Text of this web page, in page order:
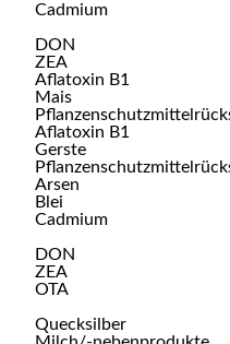
Cadmium
DON
ZEA
Aflatoxin B1
Mais
Aflatoxin B1
Gerste
Arsen
Blei
Cadmium
DON
ZEA
OTA
Quecksilber